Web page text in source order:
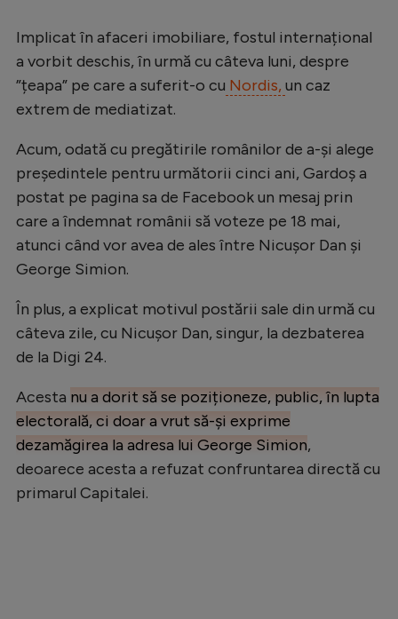
Tenis
Handbal
Natație
Formula 1
Gimnastică
Auto
Rugby
Ciclism
JO 2024
JO 2026
Implicat în afaceri imobiliare, fostul internațional
a vorbit deschis, în urmă cu câteva luni, despre
”țeapa” pe care a suferit-o cu Nordis, un caz
extrem de mediatizat.
Acum, odată cu pregătirile românilor de a-și alege
președintele pentru următorii cinci ani, Gardoș a
postat pe pagina sa de Facebook un mesaj prin
care a îndemnat românii să voteze pe 18 mai,
atunci când vor avea de ales între Nicușor Dan și
George Simion.
În plus, a explicat motivul postării sale din urmă cu
câteva zile, cu Nicușor Dan, singur, la dezbaterea
de la Digi 24.
Acesta nu a dorit să se poziționeze, public, în lupta
electorală, ci doar a vrut să-și exprime
dezamăgirea la adresa lui George Simion,
deoarece acesta a refuzat confruntarea directă cu
primarul Capitalei.